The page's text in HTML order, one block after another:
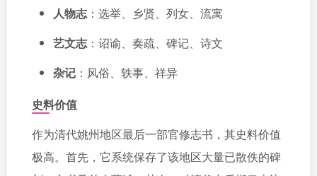
人物志：选举、乡贤、列女、流寓
艺文志：诏谕、奏疏、碑记、诗文
杂记 ：风俗、轶事、祥异
史料价值
作为清代姚州地区最后一部官修志书，其史料价值
极高。首先，它系统保存了该地区大量已散佚的碑